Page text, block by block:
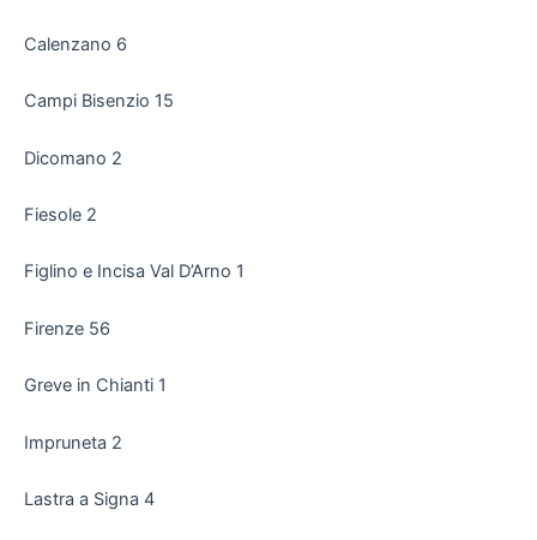
Calenzano 6
Campi Bisenzio 15
Dicomano 2
Fiesole 2
Figlino e Incisa Val D’Arno 1
Firenze 56
Greve in Chianti 1
Impruneta 2
Lastra a Signa 4